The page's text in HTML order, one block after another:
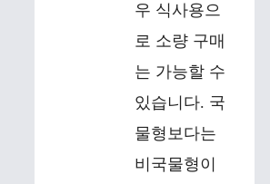
우 식사용으
로 소량 구매
는 가능할 수
있습니다. 국
물형보다는
비국물형이